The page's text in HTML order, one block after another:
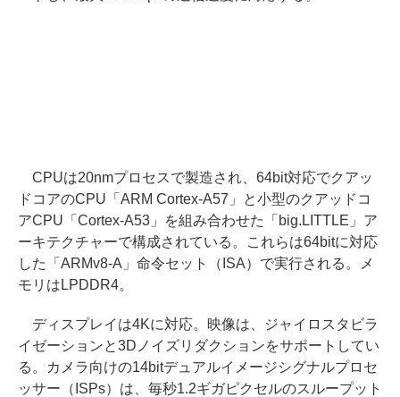
CPUは20nmプロセスで製造され、64bit対応でクアッ
ドコアのCPU「ARM Cortex-A57」と小型のクアッドコ
アCPU「Cortex-A53」を組み合わせた「big.LITTLE」ア
ーキテクチャーで構成されている。これらは64bitに対応
した「ARMv8-A」命令セット（ISA）で実行される。メ
モリはLPDDR4。
ディスプレイは4Kに対応。映像は、ジャイロスタビラ
イゼーションと3Dノイズリダクションをサポートしてい
る。カメラ向けの14bitデュアルイメージシグナルプロセ
ッサー（ISPs）は、毎秒1.2ギガピクセルのスループット